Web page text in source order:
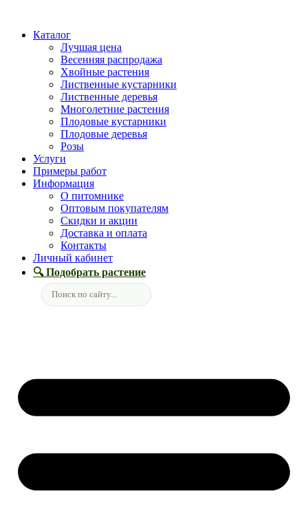
Каталог
Лучшая цена
Весенняя распродажа
Хвойные растения
Лиственные кустарники
Лиственные деревья
Многолетние растения
Плодовые кустарники
Плодовые деревья
Розы
Услуги
Примеры работ
Информация
О питомнике
Оптовым покупателям
Скидки и акции
Доставка и оплата
Контакты
Личный кабинет
🔍 Подобрать растение